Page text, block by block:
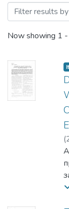
Browsing
Now showing 1
(